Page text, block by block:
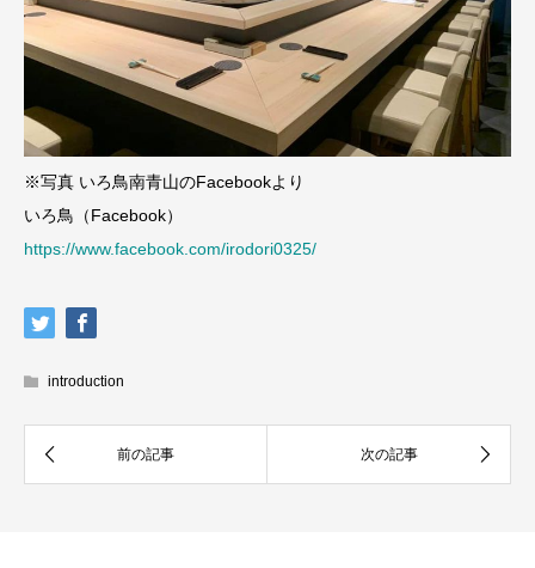
※写真 いろ鳥南青山のFacebookより
いろ鳥（Facebook）
https://www.facebook.com/irodori0325/
introduction